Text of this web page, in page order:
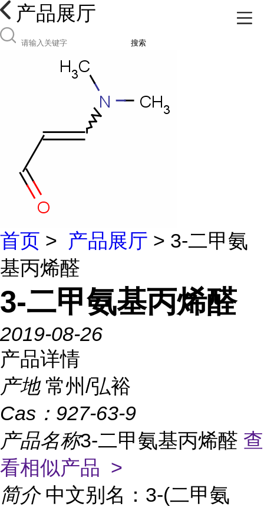
产品展厅
搜索
首页 > 产品展厅 > 3-二甲氨
基丙烯醛
3-二甲氨基丙烯醛
2019-08-26
产品详情
产地 常州/弘裕
Cas： 927-63-9
产品名称3-二甲氨基丙烯醛 查
看相似产品 >
简介 中文别名：3-(二甲氨